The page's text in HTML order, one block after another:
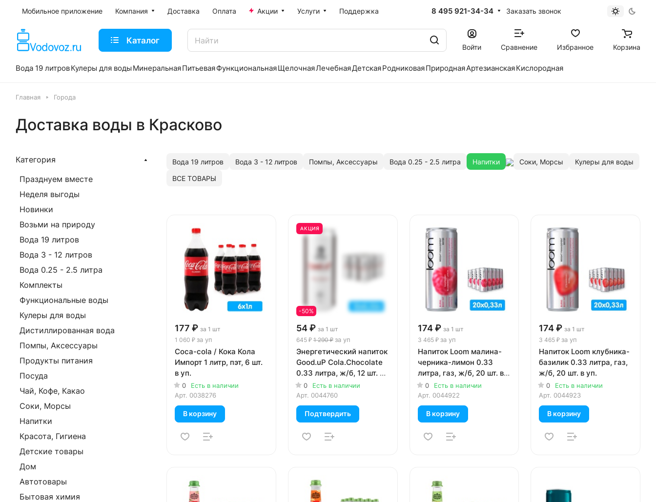
Мобильное приложение Компания Доставка Оплата Акции Услуги Поддержка 8 495 921-34-34 Заказать звонок
Каталог
Войти Сравнение Избранное Корзина
Вода 19 литровКулеры для воды МинеральнаяПитьеваяФункциональнаяЩелочнаяЛечебнаяДетскаяРодниковаяПрироднаяАртезианскаяКислородная
Главная Города
Доставка воды в Красково
Вода 19 литров Вода 3 - 12 литров Помпы, Аксессуары Вода 0.25 - 2.5 литра Напитки Соки, Морсы
Кулеры для воды
ВСЕ ТОВАРЫ
177 ₽ за 1 шт
1 060 ₽ за уп
Coca-cola / Кока Кола
Импорт 1 литр, пэт, 6 шт.
в уп.
0
Есть в наличии
Арт. 0038276
В корзину
АКЦИЯ
-50%
54 ₽ за 1 шт
645 ₽1 290 ₽ за уп
Энергетический напиток
Good.uP Cola.Chocolate
0.33 литра, ж/б, 12 шт. в
уп.
0
Есть в наличии
Арт. 0044760
Подтвердить
174 ₽ за 1 шт
3 465 ₽ за уп
Напиток Loom малина-
черника-лимон 0.33
литра, газ, ж/б, 20 шт. в
уп.
0
Есть в наличии
Арт. 0044922
В корзину
174 ₽ за 1 шт
3 465 ₽за уп
Напиток Loom клубника-
базилик 0.33 литра, газ,
ж/б, 20 шт. в уп.
0
Есть в наличии
Арт. 0044923
В корзину
Категория
Празднуем вместе
Неделя выгоды
Новинки
Возьми на природу
Вода 19 литров
Вода 3 - 12 литров
Вода 0.25 - 2.5 литра
Комплекты
Функциональные воды
Кулеры для воды
Дистиллированная вода
Помпы, Аксессуары
Продукты питания
Посуда
Чай, Кофе, Какао
Соки, Морсы
Напитки
Красота, Гигиена
Детские товары
Дом
Автотовары
Бытовая химия